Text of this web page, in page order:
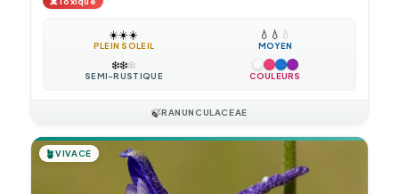
☀️☀️☀️
PLEIN SOLEIL
💧 💧 💧
MOYEN
❄️❄️❄️
SEMI-RUSTIQUE COULEURS
🍃RANUNCULACEAE
🪴VIVACE